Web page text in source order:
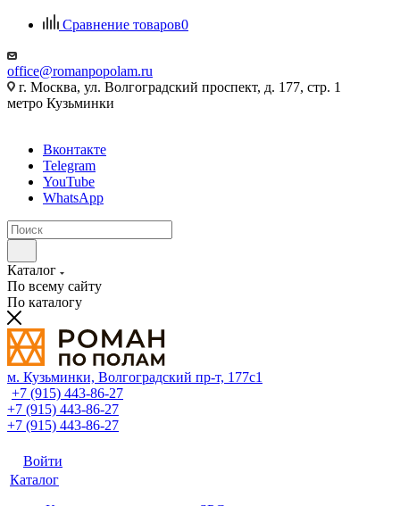
Сравнение товаров0
office@romanpopolam.ru
г. Москва, ул. Волгоградский проспект, д. 177, стр. 1
метро Кузьминки
Вконтакте
Telegram
YouTube
WhatsApp
Каталог
По всему сайту
По каталогу
м. Кузьминки, Волгоградский пр‑т, 177с1
+7 (915) 443-86-27
+7 (915) 443-86-27
+7 (915) 443-86-27
Войти
Каталог